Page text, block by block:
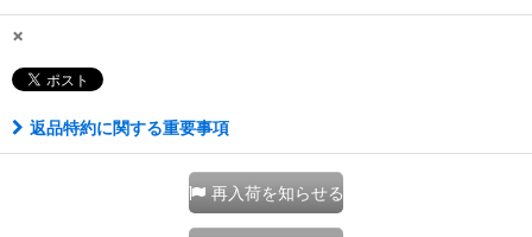
×
返品特約に関する重要事項
再入荷を知らせる